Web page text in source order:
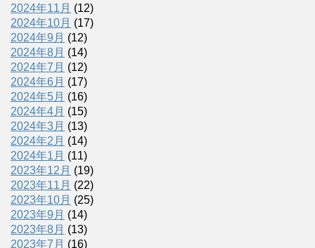
2024年11月 (12)
2024年10月 (17)
2024年9月 (12)
2024年8月 (14)
2024年7月 (12)
2024年6月 (17)
2024年5月 (16)
2024年4月 (15)
2024年3月 (13)
2024年2月 (14)
2024年1月 (11)
2023年12月 (19)
2023年11月 (22)
2023年10月 (25)
2023年9月 (14)
2023年8月 (13)
2023年7月 (16)